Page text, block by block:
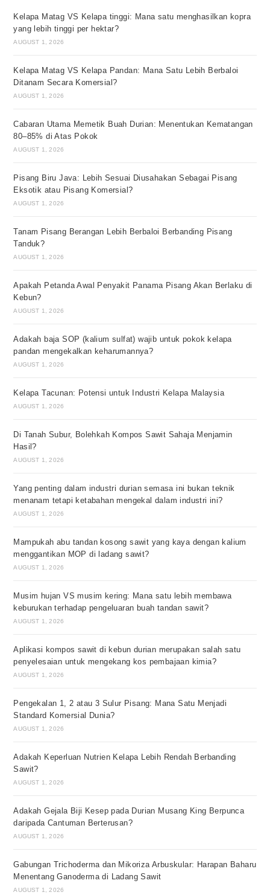
Kelapa Matag VS Kelapa tinggi: Mana satu menghasilkan kopra
yang lebih tinggi per hektar?
AUGUST 1, 2026
Kelapa Matag VS Kelapa Pandan: Mana Satu Lebih Berbaloi
Ditanam Secara Komersial?
AUGUST 1, 2026
Cabaran Utama Memetik Buah Durian: Menentukan Kematangan
80–85% di Atas Pokok
AUGUST 1, 2026
Pisang Biru Java: Lebih Sesuai Diusahakan Sebagai Pisang
Eksotik atau Pisang Komersial?
AUGUST 1, 2026
Tanam Pisang Berangan Lebih Berbaloi Berbanding Pisang
Tanduk?
AUGUST 1, 2026
Apakah Petanda Awal Penyakit Panama Pisang Akan Berlaku di
Kebun?
AUGUST 1, 2026
Adakah baja SOP (kalium sulfat) wajib untuk pokok kelapa
pandan mengekalkan keharumannya?
AUGUST 1, 2026
Kelapa Tacunan: Potensi untuk Industri Kelapa Malaysia
AUGUST 1, 2026
Di Tanah Subur, Bolehkah Kompos Sawit Sahaja Menjamin
Hasil?
AUGUST 1, 2026
Yang penting dalam industri durian semasa ini bukan teknik
menanam tetapi ketabahan mengekal dalam industri ini?
AUGUST 1, 2026
Mampukah abu tandan kosong sawit yang kaya dengan kalium
menggantikan MOP di ladang sawit?
AUGUST 1, 2026
Musim hujan VS musim kering: Mana satu lebih membawa
keburukan terhadap pengeluaran buah tandan sawit?
AUGUST 1, 2026
Aplikasi kompos sawit di kebun durian merupakan salah satu
penyelesaian untuk mengekang kos pembajaan kimia?
AUGUST 1, 2026
Pengekalan 1, 2 atau 3 Sulur Pisang: Mana Satu Menjadi
Standard Komersial Dunia?
AUGUST 1, 2026
Adakah Keperluan Nutrien Kelapa Lebih Rendah Berbanding
Sawit?
AUGUST 1, 2026
Adakah Gejala Biji Kesep pada Durian Musang King Berpunca
daripada Cantuman Berterusan?
AUGUST 1, 2026
Gabungan Trichoderma dan Mikoriza Arbuskular: Harapan Baharu
Menentang Ganoderma di Ladang Sawit
AUGUST 1, 2026